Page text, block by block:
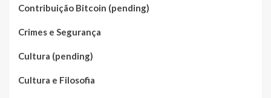
Contribuição Bitcoin (pending)
Crimes e Segurança
Cultura (pending)
Cultura e Filosofia